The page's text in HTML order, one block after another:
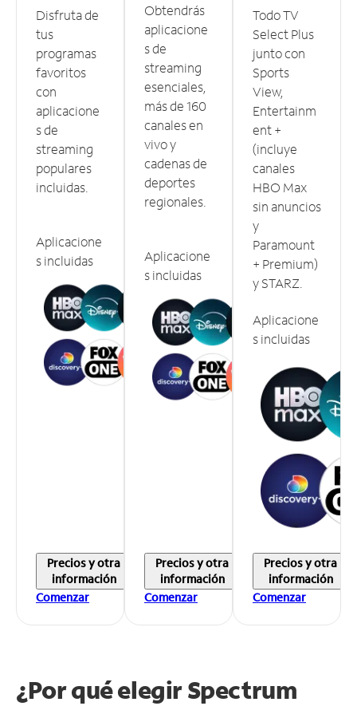
Disfruta de
tus
programas
favoritos
con
aplicacione
s de
streaming
populares
incluidas.
Aplicacione
s incluidas
Precios y otra
información
Comenzar
Obtendrás
aplicacione
s de
streaming
esenciales,
más de 160
canales en
vivo y
cadenas de
deportes
regionales.
Aplicacione
s incluidas
Precios y otra
información
Comenzar
Todo TV
Select Plus
junto con
Sports
View,
Entertainm
ent +
(incluye
canales
HBO Max
sin anuncios
y
Paramount
+ Premium)
y STARZ.
Aplicacione
s incluidas
Precios y otra
información
Comenzar
¿Por qué elegir Spectrum